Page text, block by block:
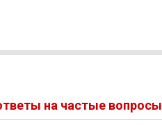
на частые вопросы